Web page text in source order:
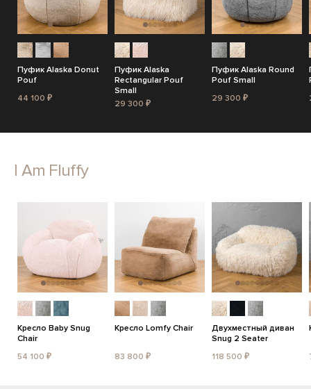
Пуфик Alaska Donut
Pouf
44 100 ₽
Пуфик Alaska
Rectangular Pouf
Small
29 300 ₽
Пуфик Alaska Round
Pouf Small
29 300 ₽
I Am Fluffy
Кресло Baby Snug
Chair
54 100 ₽
Кресло Lomfy Chair
83 800 ₽
Двухместный диван
Snug 2 Seater
118 500 ₽